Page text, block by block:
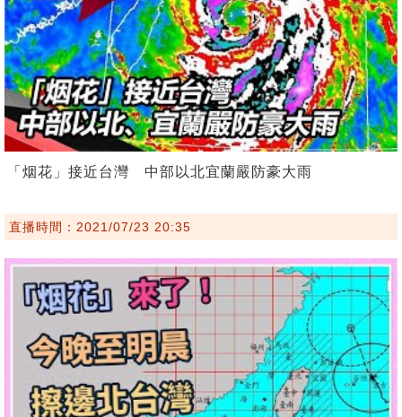
「烟花」接近台灣 中部以北宜蘭嚴防豪大雨
直播時間：2021/07/23 20:35